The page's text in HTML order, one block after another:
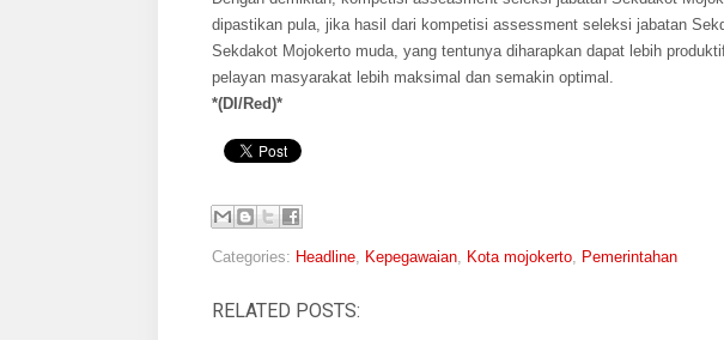
dipastikan pula, jika hasil dari kompetisi assessment seleksi jabatan
Sekdakot Mojokerto muda, yang tentunya diharapkan dapat lebih
pelayan masyarakat lebih maksimal dan semakin optimal.
*(DI/Red)*
Categories: Headline, Kepegawaian, Kota mojokerto, Pemerintahan
RELATED POSTS: